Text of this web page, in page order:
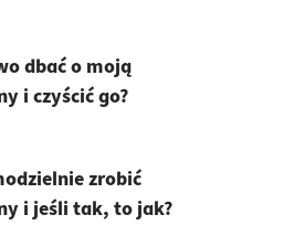
dbać o moją
i czyścić go?
zrobić
i jeśli tak, to jak?